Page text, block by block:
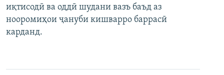
иқтисодӣ ва оддӣ шудани вазъ баъд аз
нооромиҳои ҷануби кишварро баррасӣ
карданд.